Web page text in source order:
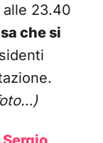
alle 23.40
che si